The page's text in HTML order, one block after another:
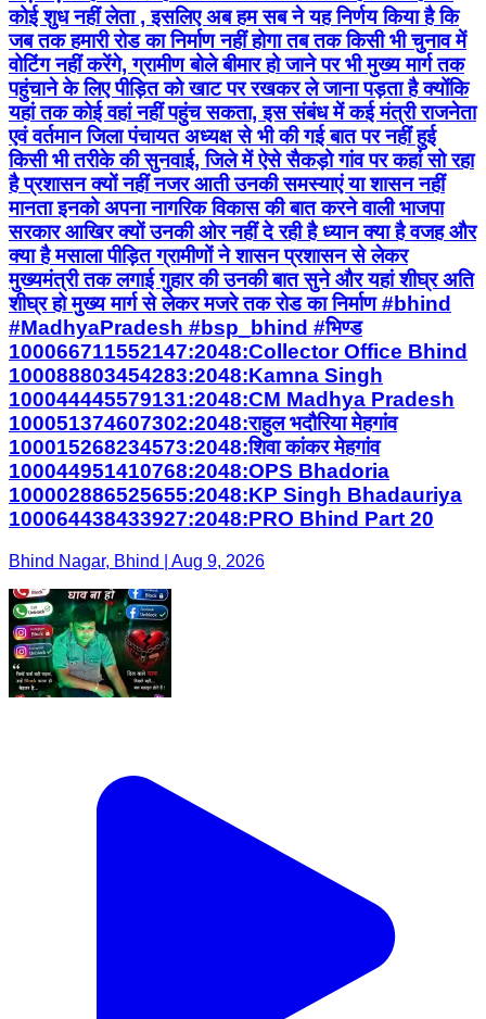
कोई शुध नहीं लेता , इसलिए अब हम सब ने यह निर्णय किया है कि
जब तक हमारी रोड का निर्माण नहीं होगा तब तक किसी भी चुनाव में
वोटिंग नहीं करेंगे, ग्रामीण बोले बीमार हो जाने पर भी मुख्य मार्ग तक
पहुंचाने के लिए पीड़ित को खाट पर रखकर ले जाना पड़ता है क्योंकि
यहां तक कोई वहां नहीं पहुंच सकता, इस संबंध में कई मंत्री राजनेता
एवं वर्तमान जिला पंचायत अध्यक्ष से भी की गई बात पर नहीं हुई
किसी भी तरीके की सुनवाई, जिले में ऐसे सैकड़ो गांव पर कहां सो रहा
है प्रशासन क्यों नहीं नजर आती उनकी समस्याएं या शासन नहीं
मानता इनको अपना नागरिक विकास की बात करने वाली भाजपा
सरकार आखिर क्यों उनकी ओर नहीं दे रही है ध्यान क्या है वजह और
क्या है मसाला पीड़ित ग्रामीणों ने शासन प्रशासन से लेकर
मुख्यमंत्री तक लगाई गुहार की उनकी बात सुने और यहां शीघ्र अति
शीघ्र हो मुख्य मार्ग से लेकर मजरे तक रोड का निर्माण #bhind
#MadhyaPradesh #bsp_bhind #भिण्ड
100066711552147:2048:Collector Office Bhind
100088803454283:2048:Kamna Singh
100044445579131:2048:CM Madhya Pradesh
100051374607302:2048:राहुल भदौरिया मेहगांव
100015268234573:2048:शिवा कांकर मेहगांव
100044951410768:2048:OPS Bhadoria
100002886525655:2048:KP Singh Bhadauriya
100064438433927:2048:PRO Bhind Part 20
Bhind Nagar, Bhind | Aug 9, 2026